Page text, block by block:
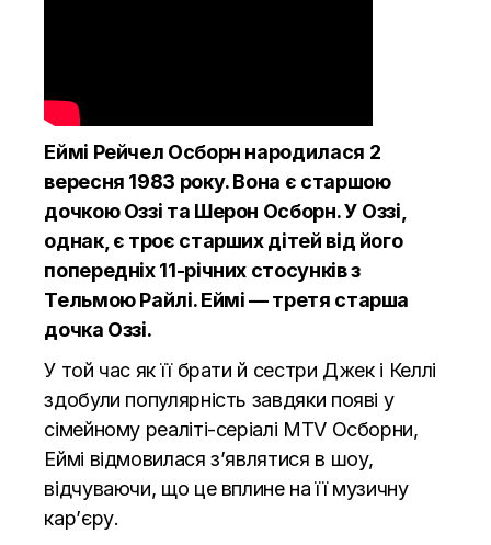
Еймі Рейчел Осборн народилася 2
вересня 1983 року. Вона є старшою
дочкою Оззі та Шерон Осборн. У Оззі,
однак, є троє старших дітей від його
попередніх 11-річних стосунків з
Тельмою Райлі. Еймі — третя старша
дочка Оззі.
У той час як її брати й сестри Джек і Келлі
здобули популярність завдяки появі у
сімейному реаліті-серіалі MTV Осборни,
Еймі відмовилася з’являтися в шоу,
відчуваючи, що це вплине на її музичну
кар’єру.